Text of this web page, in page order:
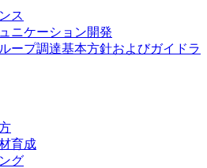
ス
ニケーション開発
ープ調達基本方針およびガイドラ
育成
グ